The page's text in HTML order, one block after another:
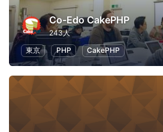
Co-Edo CakePHP
243人
東京
PHP CakePHP